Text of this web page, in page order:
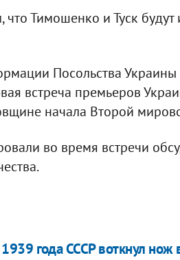
Тимошенко и Туск
Посольства
встреча премьеров
начала Второй
во время встречи
года СССР воткнул нож